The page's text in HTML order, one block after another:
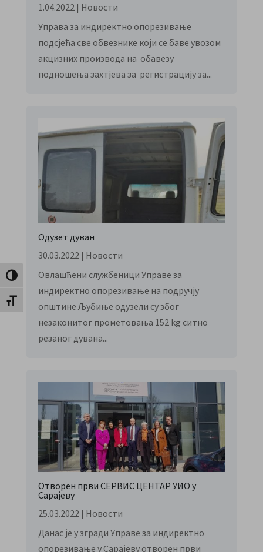
Toggle High Contrast
Toggle Font size
1.04.2022 | Новости
Управа за индиректно опорезивање
подсјећа све обвезнике који се баве увозом
акцизних производа на обавезу
подношења захтјева за регистрацију за...
Одузет дуван
30.03.2022 | Новости
Овлашћени службеници Управе за
индиректно опорезивање на подручју
општине Љубиње одузели су због
незаконитог прометовања 152 kg ситно
резаног дувана...
Отворен први СЕРВИС ЦЕНТАР УИО у
Сарајеву
25.03.2022| Новости
Данас је у згради Управе за индиректно
опорезивање у Сарајеву отворен први